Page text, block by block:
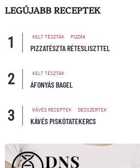
LEGÚJABB RECEPTEK
KELT TÉSZTÁK PIZZÁK
PIZZATÉSZTA RÉTESLISZTTEL
KELT TÉSZTÁK
ÁFONYÁS BAGEL
KÁVÉS RECEPTEK DESSZERTEK
KÁVÉS PISKÓTATEKERCS